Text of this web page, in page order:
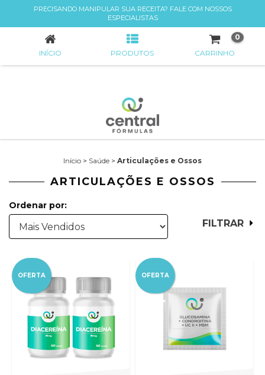
PRECISANDO MANIPULAR SUA RECEITA? FALE COM NOSSOS
ESPECIALISTAS
ARTICULAÇÕES E OSSOS
INÍCIO PRODUTOS CARRINHO
0
Início > Saúde > Articulações e Ossos
ARTICULAÇÕES E OSSOS
Ordenar por:
FILTRAR
OFERTA OFERTA